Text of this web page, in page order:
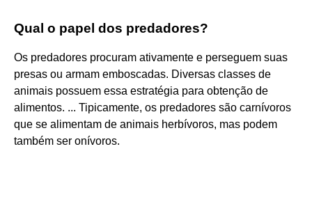
Qual o papel dos predadores?
Os predadores procuram ativamente e perseguem suas
presas ou armam emboscadas. Diversas classes de
animais possuem essa estratégia para obtenção de
alimentos. ... Tipicamente, os predadores são carnívoros
que se alimentam de animais herbívoros, mas podem
também ser onívoros.